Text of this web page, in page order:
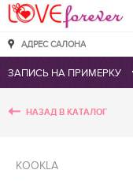
Love Forever
АДРЕС САЛОНА
НАЗАД В КАТАЛОГ
KOOKLA